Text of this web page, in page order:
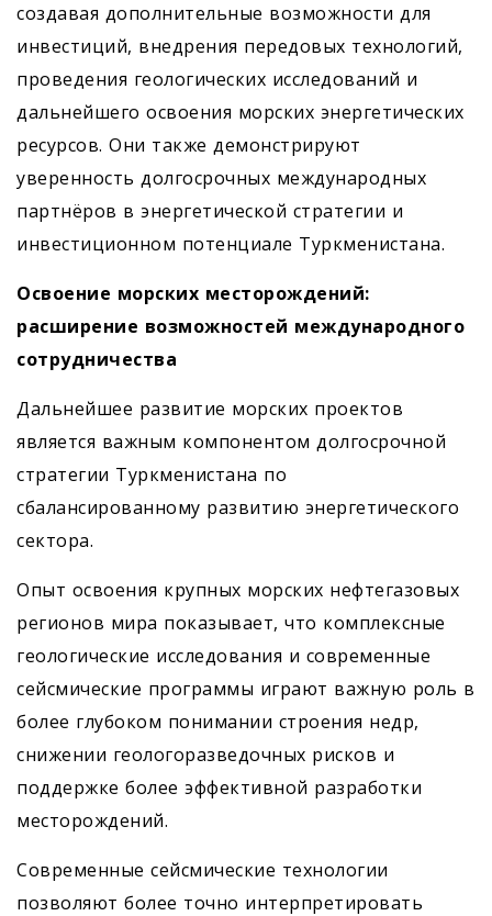
создавая дополнительные возможности для
инвестиций, внедрения передовых технологий,
проведения геологических исследований и
дальнейшего освоения морских энергетических
ресурсов. Они также демонстрируют
уверенность долгосрочных международных
партнёров в энергетической стратегии и
инвестиционном потенциале Туркменистана.
Освоение морских месторождений:
расширение возможностей международного
сотрудничества
Дальнейшее развитие морских проектов
является важным компонентом долгосрочной
стратегии Туркменистана по
сбалансированному развитию энергетического
сектора.
Опыт освоения крупных морских нефтегазовых
регионов мира показывает, что комплексные
геологические исследования и современные
сейсмические программы играют важную роль в
более глубоком понимании строения недр,
снижении геологоразведочных рисков и
поддержке более эффективной разработки
месторождений.
Современные сейсмические технологии
позволяют более точно интерпретировать